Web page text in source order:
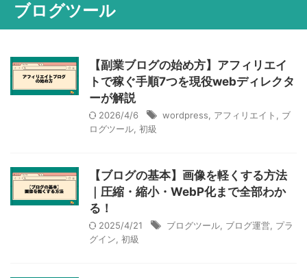
ブログツール
【副業ブログの始め方】アフィリエイ
トで稼ぐ手順7つを現役webディレクタ
ーが解説
2026/4/6 wordpress アフィリエイト
ブ
ログツール 初級
【ブログの基本】画像を軽くする方法
｜圧縮・縮小・WebP化まで全部わか
る！
2025/4/21 ブログツール ブログ運営 プラ
グイン 初級